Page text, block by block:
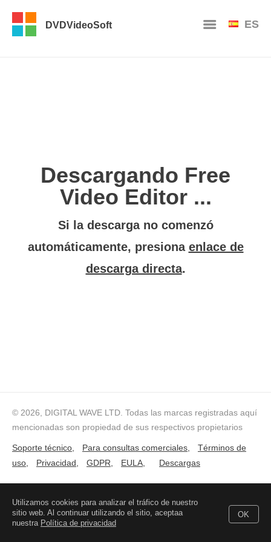
Utilizamos cookies para analizar el tráfico de nuestro
sitio web. Al continuar utilizando el sitio, aceptaa
nuestra Política de privacidad
OK
DVDVideoSoft ES
Descargando Free
Video Editor ...
Si la descarga no comenzó
automáticamente, presiona enlace de
descarga directa.
© 2026, DIGITAL WAVE LTD. Todas las marcas registradas aquí
mencionadas son propiedad de sus respectivos propietarios
Soporte técnico Para consultas comerciales
Términos de
uso
Privacidad GDPR EULA Descargas